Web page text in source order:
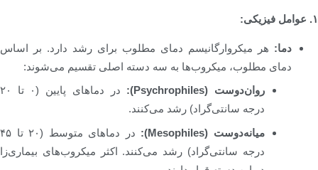
۱. عوامل فیزیکی:
دما: هر میکروارگانیسم دمای مطلوب برای رشد دارد. بر اساس
دمای مطلوب، میکروب‌ها به سه دسته اصلی تقسیم می‌شوند:
روان‌دوست (Psychrophiles):
در دماهای پایین (۰ تا ۲۰
درجه سانتی‌گراد) رشد می‌کنند.
میانه‌دوست (Mesophiles):
در دماهای متوسط (۲۰ تا ۴۵
درجه سانتی‌گراد) رشد می‌کنند. اکثر میکروب‌های بیماری‌زا